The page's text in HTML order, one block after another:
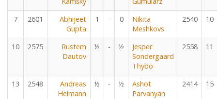
7 2601
Abhijeet
Gupta
1 - 0
Nikita
Meshkovs
2540 10
10 2575
Rustem
Dautov
½ - ½
Jesper
Sondergaard
Thybo
2558 11
13 2548
Andreas
Heimann
½ - ½
Ashot
Parvanyan
2414 15